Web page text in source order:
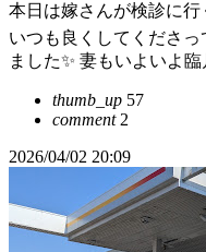
本日は嫁さんが検診に
いつも良くしてくださ
ました✨ 妻もいよいよ
thumb_up 57
comment2
2026/04/02 20:09